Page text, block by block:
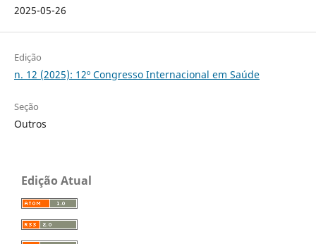
2025-05-26
Edição
n. 12 (2025): 12º Congresso Internacional em Saúde
Seção
Outros
Edição Atual